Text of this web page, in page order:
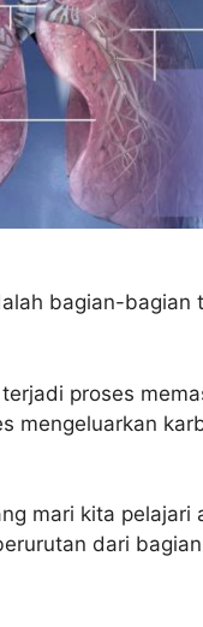
bagian-bagian
proses
mengeluarkan
mari kita
dari